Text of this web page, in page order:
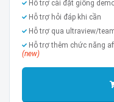
Blogger
Hỗ trợ cài đặt giống
Hỗ trợ hỏi đáp khi cần
Hỗ trợ qua ultraview/
Hỗ trợ thêm chức năng
(new)